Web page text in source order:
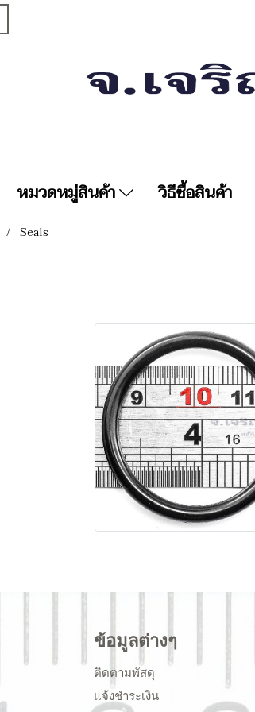
หมวดหมู่สินค้า วิธีซื้อสินค้า
Seals
ข้อมูลต่างๆ
ติดตามพัสดุ
แจ้งชำระเงิน